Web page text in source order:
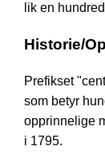
lik en
Historie/
Prefikset
som betyr
opprinnelige
i 1795.